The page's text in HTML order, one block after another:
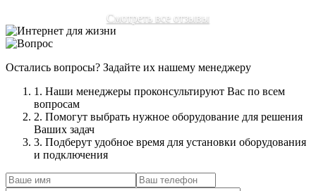
Смотреть все отзывы
Остались вопросы? Задайте их нашему менеджеру
1. Наши менеджеры проконсультируют Вас по всем
вопросам
2. Помогут выбрать нужное оборудование для решения
Ваших задач
3. Подберут удобное время для установки оборудования
и подключения